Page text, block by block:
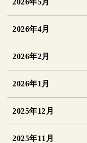
2026年4月
2026年2月
2026年1月
2025年12月
2025年11月